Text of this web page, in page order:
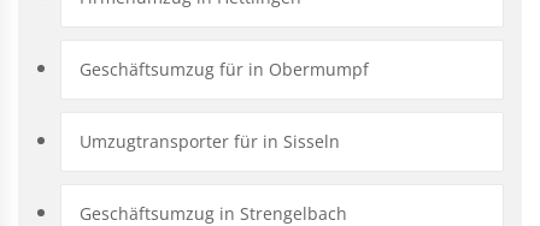
Geschäftsumzug für in Obermumpf
Umzugtransporter für in Sisseln
Geschäftsumzug in Strengelbach